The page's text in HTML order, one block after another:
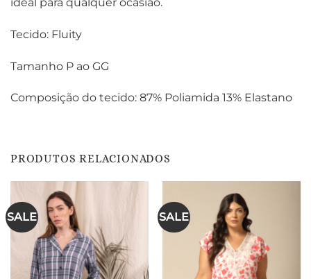
Tecido: Fluity
Tamanho P ao GG
Composição do tecido: 87% Poliamida 13% Elastano
PRODUTOS RELACIONADOS
SALE SALE